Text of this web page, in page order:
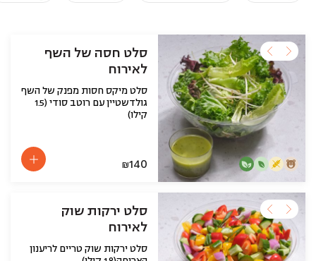
סלט חסה של השף
לאירוח
סלט מיקס חסות מפנק של השף
גולדשטיין עם רוטב סודי (1.5
קילו)
₪140
סלט ירקות שוק
לאירוח
סלט ירקות שוק טריים לריענון